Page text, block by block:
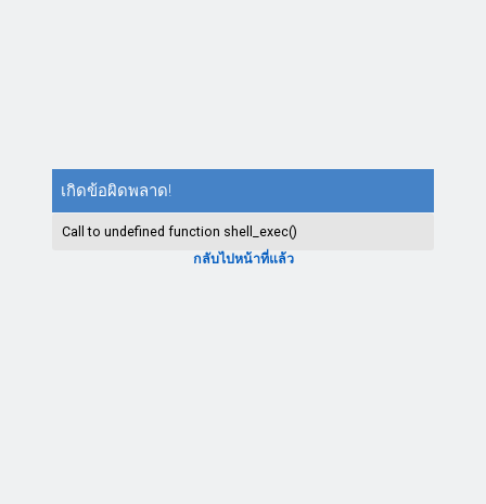
เกิดข้อผิดพลาด!
Call to undefined function shell_exec()
กลับไปหน้าที่แล้ว